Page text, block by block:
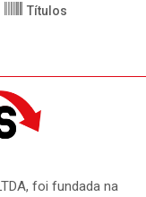
Títulos
foi fundada na